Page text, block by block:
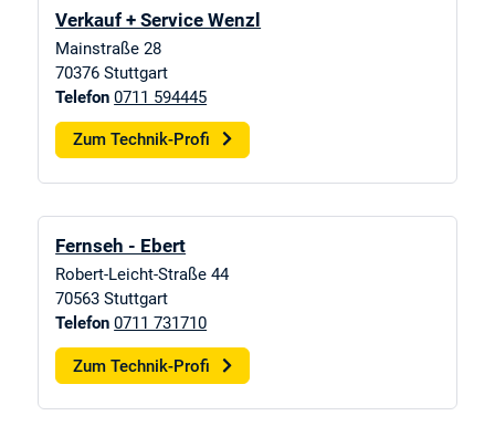
Verkauf + Service Wenzl
Mainstraße 28
70376 Stuttgart
Telefon 0711 594445
Zum Technik-Profi
Fernseh - Ebert
Robert-Leicht-Straße 44
70563 Stuttgart
Telefon 0711 731710
Zum Technik-Profi